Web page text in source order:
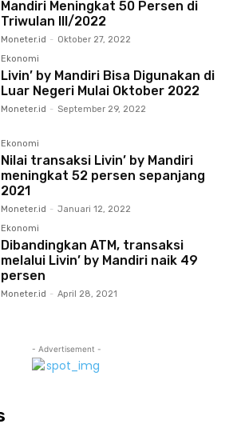
Mandiri Meningkat 50 Persen di
Triwulan III/2022
Moneter.id - Oktober 27, 2022
Ekonomi
Livin’ by Mandiri Bisa Digunakan di
Luar Negeri Mulai Oktober 2022
Moneter.id - September 29, 2022
Ekonomi
Nilai transaksi Livin’ by Mandiri
meningkat 52 persen sepanjang
2021
Moneter.id - Januari 12, 2022
Ekonomi
Dibandingkan ATM, transaksi
melalui Livin’ by Mandiri naik 49
persen
Moneter.id - April 28, 2021
- Advertisement -